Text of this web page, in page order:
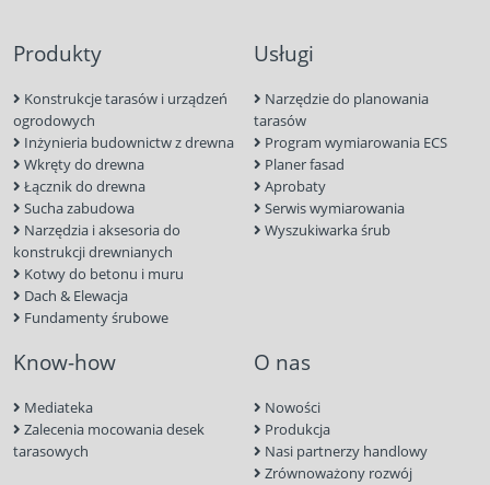
Produkty
Konstrukcje tarasów i urządzeń
ogrodowych
Inżynieria budownictw z drewna
Wkręty do drewna
Łącznik do drewna
Sucha zabudowa
Narzędzia i aksesoria do
konstrukcji drewnianych
Kotwy do betonu i muru
Dach & Elewacja
Fundamenty śrubowe
Usługi
Narzędzie do planowania
tarasów
Program wymiarowania ECS
Planer fasad
Aprobaty
Serwis wymiarowania
Wyszukiwarka śrub
Know-how
Mediateka
Zalecenia mocowania desek
tarasowych
O nas
Nowości
Produkcja
Nasi partnerzy handlowy
Zrównoważony rozwój